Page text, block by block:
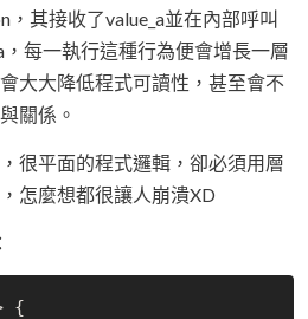
其接收了value_a並在內部呼叫
，每一執行這種行為便會增長一層
大大降低程式可讀性，甚至會不
關係。
很平面的程式邏輯，卻必須用層
怎麼想都很讓人崩潰XD
{